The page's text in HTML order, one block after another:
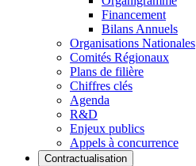
Financement
Bilans Annuels
Organisations Nationales
Comités Régionaux
Plans de filière
Chiffres clés
Agenda
R&D
Enjeux publics
Appels à concurrence
Contractualisation